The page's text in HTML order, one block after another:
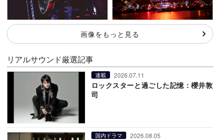
画像をもっと見る
リアルサウンド厳選記事
連載 2026.07.11
ロックスターと過ごした記憶：櫻井敦
司
国内ドラマ 2026.08.05